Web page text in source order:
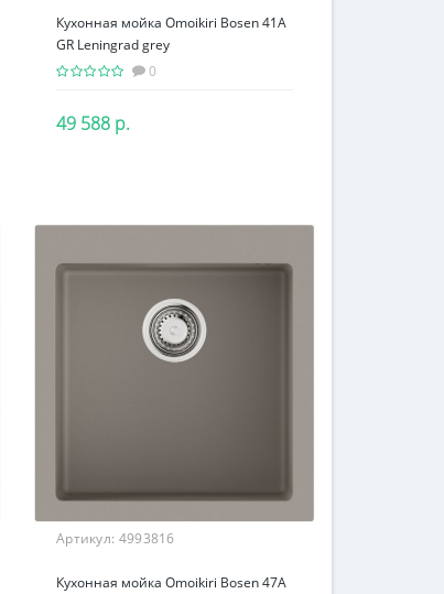
Кухонная мойка Omoikiri Bosen 41A
GR Leningrad grey
0
49 588 р.
Артикул: 4993816
Кухонная мойка Omoikiri Bosen 47A